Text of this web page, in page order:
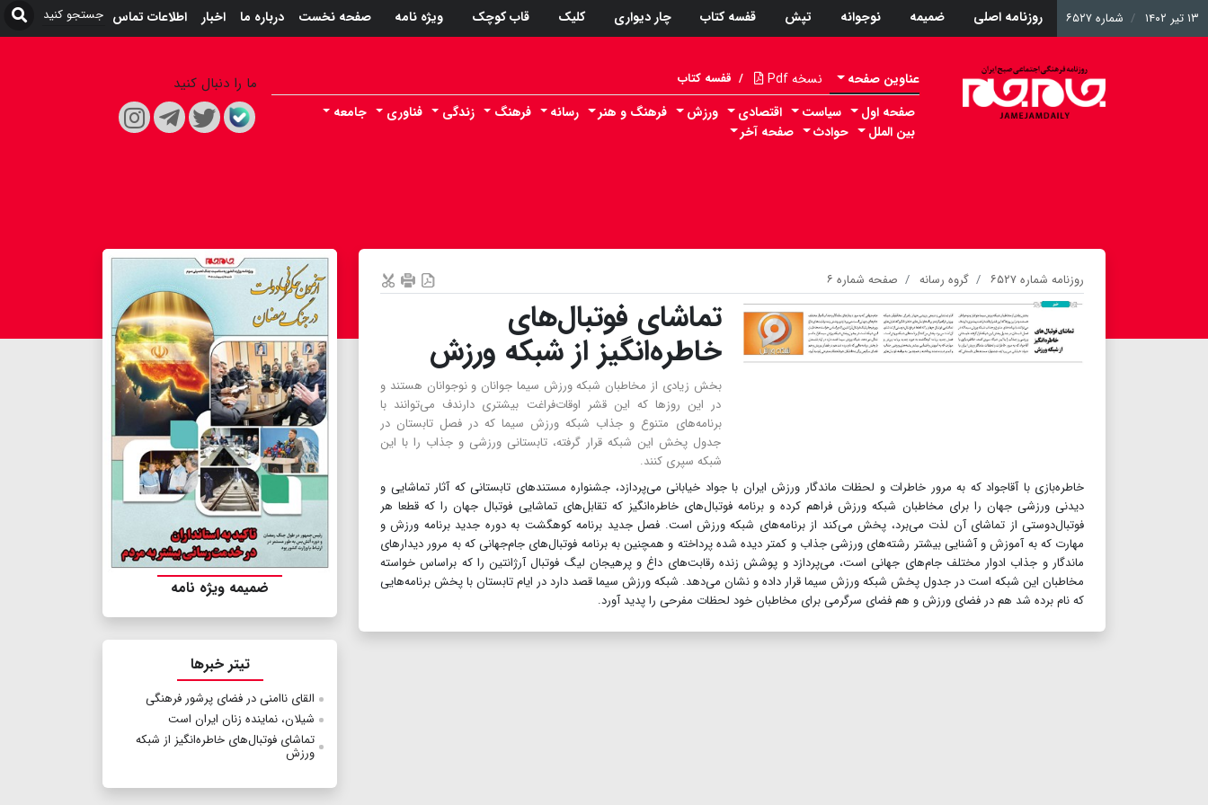
۱۳ تیر ۱۴۰۲ شماره ۶۵۲۷ روزنامه اصلی ضمیمه نوجوانه تپش قفسه کتاب چار دیواری کلیک قاب کوچک ویژه نامه صفحه نخست درباره ما اخبار اطلاعات تماس
عناوین صفحه نسخه Pdf / قفسه کتاب
صفحه اول سیاست اقتصادی ورزش فرهنگ و هنر رسانه فرهنگ زندگی فناوری
جامعه
بین الملل
حوادث صفحه آخر
ما را دنبال کنید
روزنامه شماره ۶۵۲۷ گروه رسانه صفحه شماره ۶
تماشای فوتبال‌های
خاطره‌انگیز‌ از شبکه ورزش
بخش زیادی از مخاطبان شبکه ورزش سیما جوانان و نوجوانان هستند و
در این روزها که این قشر اوقات‌فراغت بیشتری دارندف می‌توانند با
برنامه‌های متنوع و جذاب شبکه ورزش سیما که در فصل تابستان در
جدول پخش این شبکه قرار گرفته، تابستانی ورزشی و جذاب را با این
شبکه سپری کنند.
خاطره‌بازی با آقا‌جواد که به مرور خاطرات و لحظات ماندگار ورزش ایران با جواد خیابانی می‌پردازد، جشنواره مستندهای تابستانی که آثار تماشایی و
دیدنی ورزشی جهان را برای مخاطبان شبکه ورزش فراهم کرده و برنامه فوتبال‌های خاطره‌انگیز که تقابل‌های تماشایی فوتبال جهان را که قطعا هر
فوتبال‌دوستی از تماشای آن لذت می‌برد‌، پخش می‌کند از برنامه‌های شبکه ورزش است. فصل جدید برنامه کوهگشت به دوره جدید برنامه ورزش و
مهارت که به آموزش و آشنایی بیشتر رشته‌های ورزشی جذاب و کمتر دیده شده پرداخته و همچنین به برنامه فوتبال‌های جام‌جهانی که به مرور دیدارهای
ماندگار و جذاب ادوار مختلف جام‌های جهانی است، می‌پردازد و پوشش زنده رقابت‌های داغ و پرهیجان لیگ فوتبال آرژانتین را که براساس خواسته
مخاطبان این شبکه است در جدول پخش شبکه ورزش سیما قرار داده و نشان می‌‌دهد. شبکه ورزش سیما قصد دارد در ایام تابستان با پخش برنامه‌هایی
که نام برده شد هم در فضای ورزش و هم فضای سرگرمی برای مخاطبان خود لحظات مفرحی را پدید آورد‌.
ضمیمه ویژه نامه
تیتر خبرها
القای ناامنی در فضای پرشور فرهنگی
شیلان، نماینده زنان ایران است
تماشای فوتبال‌های خاطره‌انگیز‌ از شبکه
ورزش